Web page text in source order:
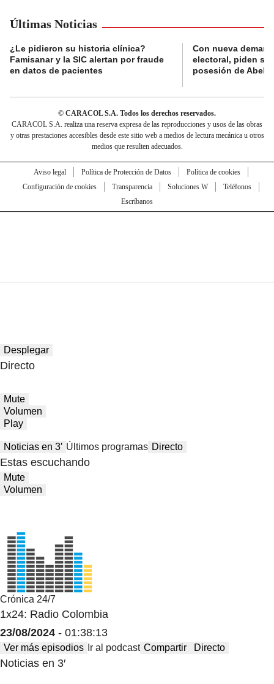
Últimas Noticias
¿Le pidieron su historia clínica?
Famisanar y la SIC alertan por fraude
en datos de pacientes
Con nueva
electoral, piden
posesión de
© CARACOL S.A. Todos los derechos reservados.
CARACOL S.A. realiza una reserva expresa de las reproducciones y usos de las obras
y otras prestaciones accesibles desde este sitio web a medios de lectura mecánica u otros
medios que resulten adecuados.
Aviso legal Política de Protección de Datos
Política de cookies
Configuración de cookies
Transparencia Soluciones W
Teléfonos
Escríbanos
Desplegar
Directo
Mute
Volumen
Play
Noticias en 3′ Últimos programas Directo
Estas escuchando
Mute
Volumen
Crónica 24/7
1x24: Radio Colombia
23/08/2024 - 01:38:13
Ver más episodios Ir al podcast Compartir Directo
Noticias en 3′